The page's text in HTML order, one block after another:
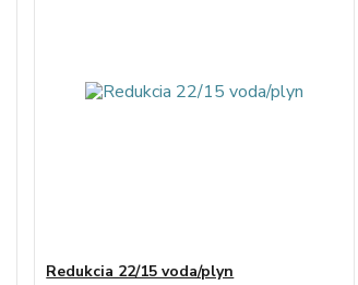
Redukcia 22/15 voda/plyn